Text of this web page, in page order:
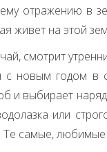
отражению в
живет на этой
смотрит
с новым годом в
и выбирает
или
самые,